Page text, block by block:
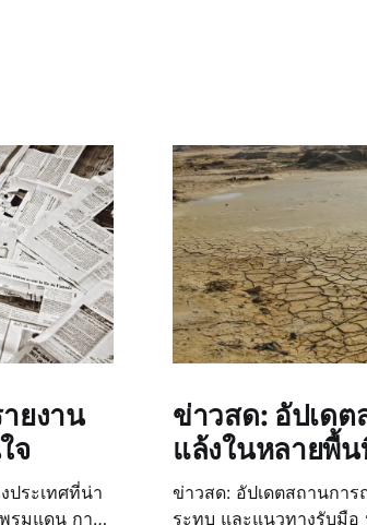
ยงาน
จ
ประเทศที่น่า
ข่าวสด: อัปเด
แล้งในหลายพื้
ข่าวสด: อัปเดตสถานกา
ระทบ และแนวทางรับมือ ประเทศไทยกำลังเผชิญกับ